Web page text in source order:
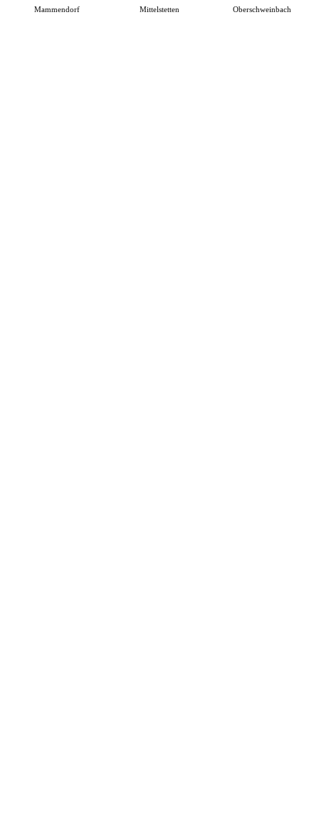
Mammendorf Mittelstetten Oberschweinbach